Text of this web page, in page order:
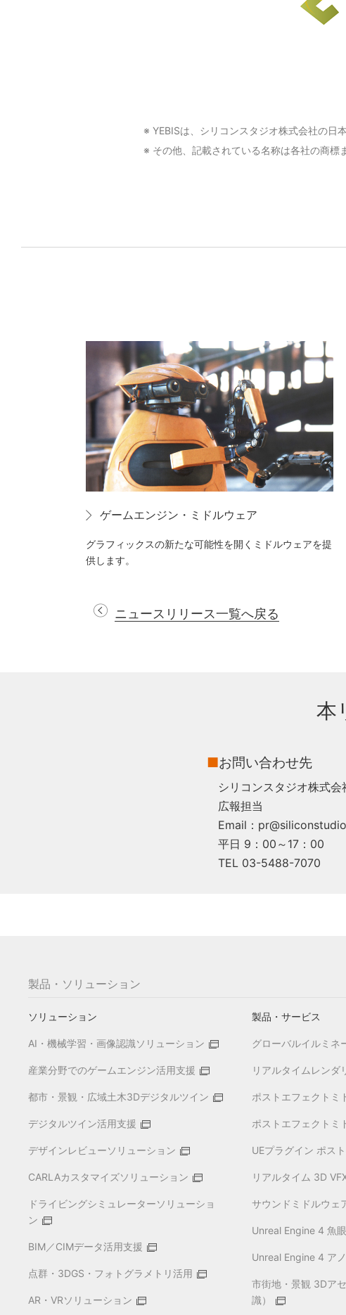
※ YEBISは、シリコンスタジオ株式会社の日
※ その他、記載されている名称は各社の商標
ゲームエンジン・ミドルウェア
グラフィックスの新たな可能性を開くミドルウェアを提
供します。
ニュースリリース一覧へ戻る
本
■お問い合わせ先
シリコンスタジオ株式会
広報担当
Email：
平日 9：00～17：00
TEL 03-5488-7070
製品・ソリューション
ソリューション
AI・機械学習・画像認識ソリューション
産業分野でのゲームエンジン活用支援
都市・景観・広域土木3Dデジタルツイン
デジタルツイン活用支援
デザインレビューソリューション
CARLAカスタマイズソリューション
ドライビングシミュレーターソリューショ
ン
BIM／CIMデータ活用支援
点群・3DGS・フォトグラメトリ活用
AR・VRソリューション
製品・サービス
グローバルイルミネ
リアルタイムレン
ポストエフェクトミ
ポストエフェクトミ
UEプラグイン ポス
リアルタイム 3D
サウンドミドルウェ
Unreal Engine 4 魚
Unreal Engine 4 ア
市街地・景観 3Dア
識）